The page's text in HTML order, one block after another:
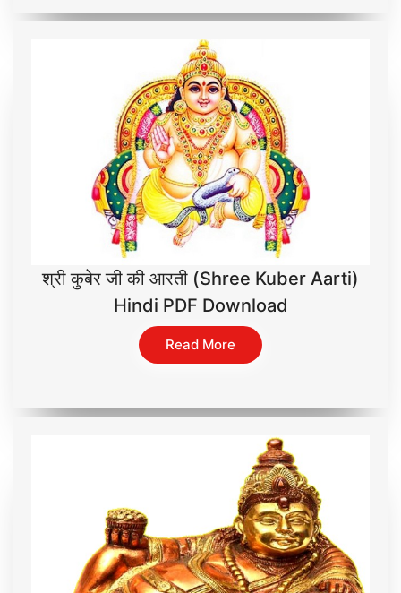
श्री कुबेर जी की आरती (Shree Kuber Aarti)
Hindi PDF Download
Read More